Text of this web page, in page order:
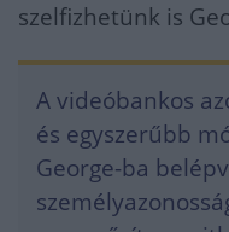
szelfizhetünk is
A videóbankos
és egyszerűbb
George-ba